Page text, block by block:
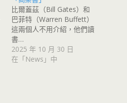
比爾蓋茲（Bill Gates）和
巴菲特（Warren Buffett）
這兩個人不用介紹，他們讀
書…
2025 年 10 月 30 日
在「News」中